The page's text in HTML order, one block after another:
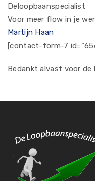
Deloopbaanspecialist
Voor meer flow in je
Martijn Haan
[contact-form-7
Bedankt alvast voor de